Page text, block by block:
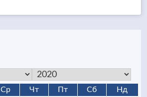
Ср Чт Пт Сб Нд